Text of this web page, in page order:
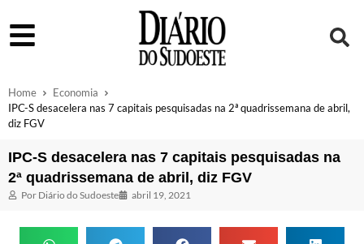
Home
Economia
IPC-S desacelera nas 7 capitais pesquisadas na 2ª quadrissemana de abril,
diz FGV
IPC-S desacelera nas 7 capitais pesquisadas na
2ª quadrissemana de abril, diz FGV
Por Diário do Sudoeste abril 19, 2021